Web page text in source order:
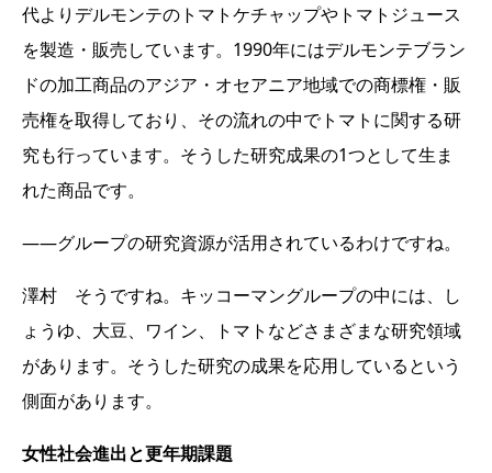
代よりデルモンテのトマトケチャップやトマトジュース
を製造・販売しています。1990年にはデルモンテブラン
ドの加工商品のアジア・オセアニア地域での商標権・販
売権を取得しており、その流れの中でトマトに関する研
究も行っています。そうした研究成果の1つとして生ま
れた商品です。
――グループの研究資源が活用されているわけですね。
澤村 そうですね。キッコーマングループの中には、し
ょうゆ、大豆、ワイン、トマトなどさまざまな研究領域
があります。そうした研究の成果を応用しているという
側面があります。
女性社会進出と更年期課題